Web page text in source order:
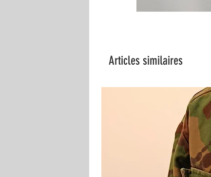
Articles similaires